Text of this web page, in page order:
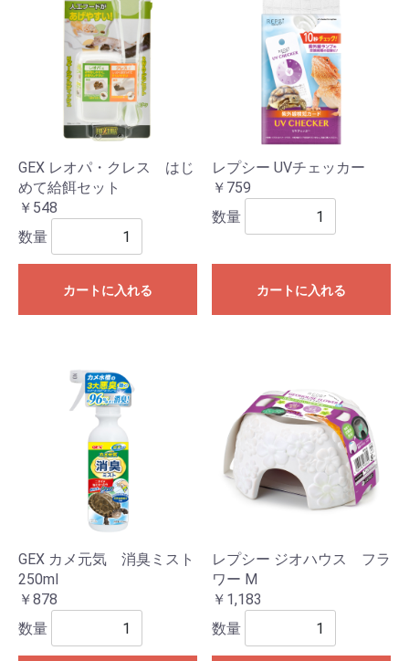
GEX レオパ・クレス はじ
めて給餌セット
￥548
数量
カートに入れる
レプシー UVチェッカー
￥759
数量
カートに入れる
GEX カメ元気 消臭ミスト
250ml
￥878
数量
レプシー ジオハウス フラ
ワー M
￥1,183
数量